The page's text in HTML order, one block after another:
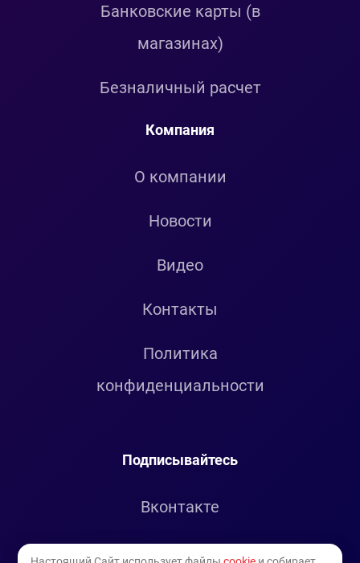
Банковские карты (в
магазинах)
Безналичный расчет
Компания
О компании
Новости
Видео
Контакты
Политика
конфиденциальности
Подписывайтесь
Вконтакте